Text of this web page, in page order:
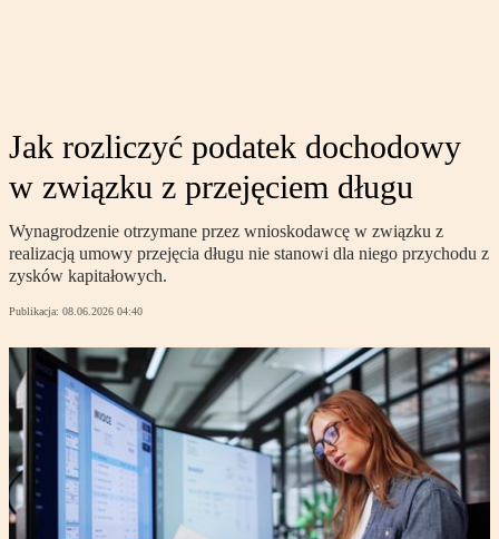
Jak rozliczyć podatek dochodowy
w związku z przejęciem długu
Wynagrodzenie otrzymane przez wnioskodawcę w związku z
realizacją umowy przejęcia długu nie stanowi dla niego przychodu z
zysków kapitałowych.
Publikacja: 08.06.2026 04:40